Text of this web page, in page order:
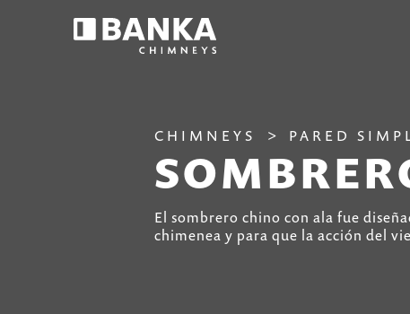
CHIMNEYS PARED
El sombrero chino con ala fue
chimenea y para que la acción del